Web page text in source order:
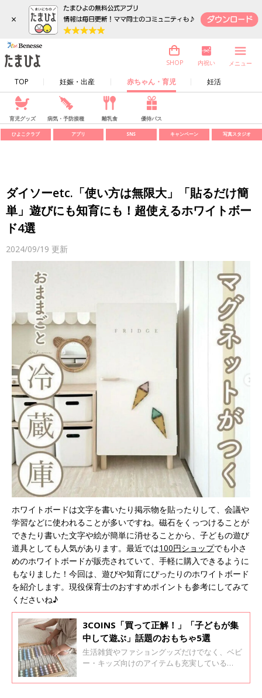
×
TOP 妊娠・出産 赤ちゃん・育児 妊活
SHOP 内祝い メニュー
育児グッズ 病気・予防接種 離乳食 優待パス
ひよこクラブ アプリ SNS キャンペーン 写真スタジオ
ダイソーetc.「使い方は無限大」「貼るだけ簡
単」遊びにも知育にも！超使えるホワイトボー
ド4選
2024/09/19 更新
ホワイトボードは文字を書いたり掲示物を貼ったりして、会議や
学習などに使われることが多いですね。磁石をくっつけることが
できたり書いた文字や絵が簡単に消せることから、子どもの遊び
道具としても人気があります。最近では100円ショップでも小さ
めのホワイトボードが販売されていて、手軽に購入できるように
もなりました！今回は、遊びや知育にぴったりのホワイトボード
を紹介します。現役保育士のおすすめポイントも参考にしてみて
くださいね♪
3COINS「買って正解！」「子どもが集
中して遊ぶ」話題のおもちゃ5選
生活雑貨やファショングッズだけでなく、ベビ
ー・キッズ向けのアイテムも充実している
ら、SNSで話題のおもちゃをご紹介します！マ